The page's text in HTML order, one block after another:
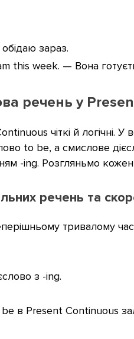
зараз.
this week. — Вона
речень у
чіткі й логічні. У
to be, а смислове
-ing. Розгляньмо
речень та
тривалому
з -ing.
в Present Continuous